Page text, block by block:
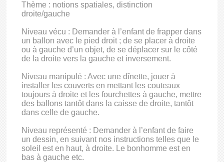
Thème : notions spatiales, distinction
droite/gauche
Niveau vécu : Demander à l’enfant de frapper dans
un ballon avec le pied droit ; de se placer à droite
ou à gauche d’un objet, de se déplacer sur le côté
de la droite vers la gauche et inversement.
Niveau manipulé : Avec une dînette, jouer à
installer les couverts en mettant les couteaux
toujours à droite et les fourchettes à gauche, mettre
des ballons tantôt dans la caisse de droite, tantôt
dans celle de gauche.
Niveau représenté : Demander à l’enfant de faire
un dessin, en suivant nos instructions telles que le
soleil est en haut, à droite. Le bonhomme est en
bas à gauche etc.